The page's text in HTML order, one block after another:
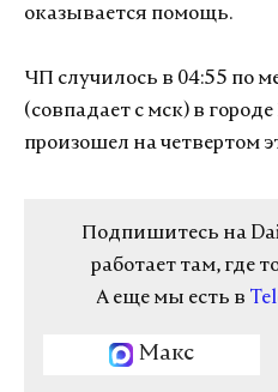
оказывается помощь.
ЧП случилось в 04:55 по
(совпадает с мск) в
произошел на четвертом
Подпишитесь на
работает там, где
А еще мы есть в
Макс